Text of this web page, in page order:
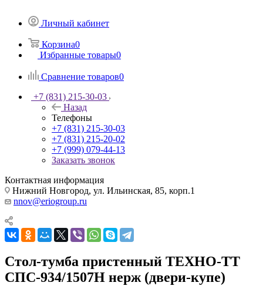
Личный кабинет
Корзина0
Избранные товары0
Сравнение товаров0
+7 (831) 215-30-03
Назад
Телефоны
+7 (831) 215-30-03
+7 (831) 215-20-02
+7 (999) 079-44-13
Заказать звонок
Контактная информация
Нижний Новгород, ул. Ильинская, 85, корп.1
nnov@eriogroup.ru
Стол-тумба пристенный ТЕХНО-ТТ
СПС-934/1507Н нерж (двери-купе)